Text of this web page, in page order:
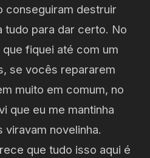
conseguiram destruir
tudo para dar certo. No
fiquei até com um
se vocês repararem
muito em comum, no
que eu me mantinha
viravam novelinha.
que tudo isso aqui é